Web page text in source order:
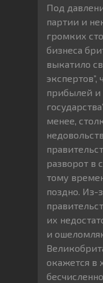
Под
партии и
громких
бизнеса
выкатило
прибылей и
менее,
разворот в
тому
поздно. Из-
их
и
окажется в